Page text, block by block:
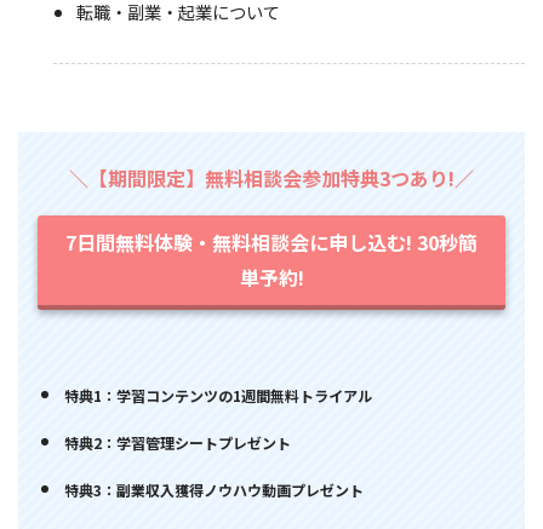
転職・副業・起業について
＼【期間限定】無料相談会参加特典3つあり!／
7日間無料体験・無料相談会に申し込む! 30秒簡
単予約!
特典1：学習コンテンツの1週間無料トライアル
特典2：学習管理シートプレゼント
特典3：副業収入獲得ノウハウ動画プレゼント